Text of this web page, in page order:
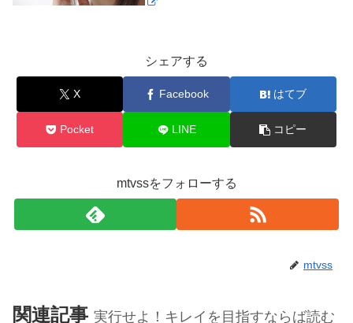
シェアする
X Facebook はてブ
Pocket LINE コピー
mtvssをフォローする
mtvss
関連記事 実行せよ！キレイを目指すならば読む